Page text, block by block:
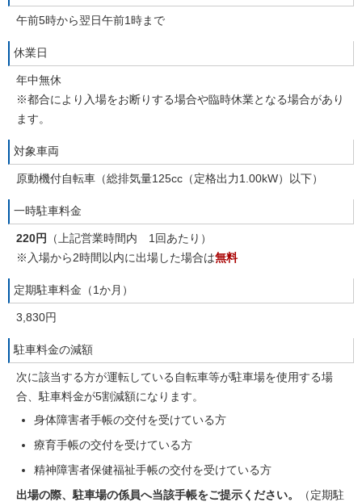
午前5時から翌日午前1時まで
休業日
年中無休
※都合により入場をお断りする場合や臨時休業となる場合があり
ます。
対象車両
原動機付自転車（総排気量125cc（定格出力1.00kW）以下）
一時駐車料金
220円
（上記営業時間内 1回あたり）
※入場から2時間以内に出場した場合は無料
定期駐車料金（1か月）
3,830円
駐車料金の減額
次に該当する方が運転している自転車等が駐車場を使用する場
合、駐車料金が5割減額になります。
身体障害者手帳の交付を受けている方
療育手帳の交付を受けている方
精神障害者保健福祉手帳の交付を受けている方
出場の際、駐車場の係員へ当該手帳をご提示ください。
（定期駐